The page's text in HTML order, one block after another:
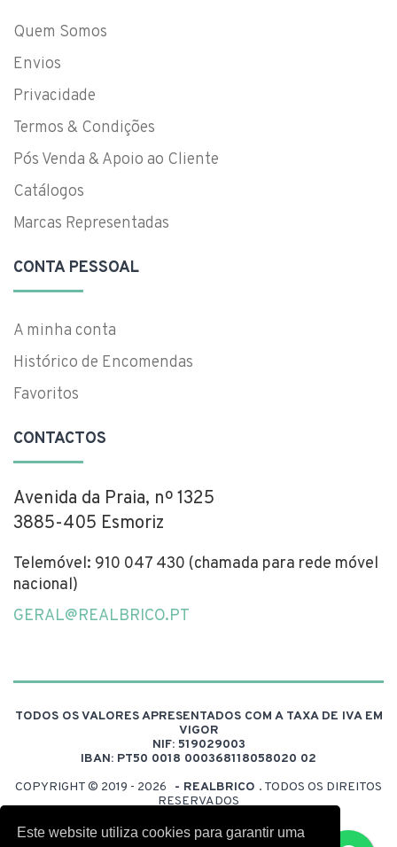
Este website utiliza cookies para garantir uma
Quem Somos
Envios
Privacidade
Termos & Condições
Pós Venda & Apoio ao Cliente
Catálogos
Marcas Representadas
CONTA PESSOAL
A minha conta
Histórico de Encomendas
Favoritos
CONTACTOS
Avenida da Praia, nº 1325
3885-405 Esmoriz
Telemóvel: 910 047 430 (chamada para rede móvel
nacional)
GERAL@REALBRICO.PT
TODOS OS VALORES APRESENTADOS COM A TAXA DE IVA EM
VIGOR
NIF: 519029003
IBAN: PT50 0018 000368118058020 02
COPYRIGHT © 2019 - 2026 - REALBRICO . TODOS OS DIREITOS
RESERVADOS